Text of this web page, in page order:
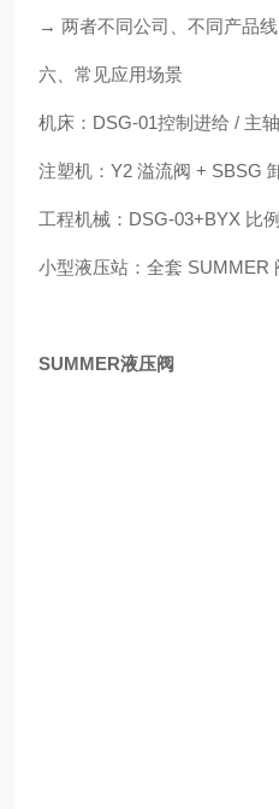
→ 两者不同公司、不同产品线
六、常见应用场景
机床：DSG‑01控制进给 / 主轴
注塑机：Y2 溢流阀 + SBSG
工程机械：DSG‑03+BYX 比
小型液压站：全套 SUMMER
SUMMER液压阀